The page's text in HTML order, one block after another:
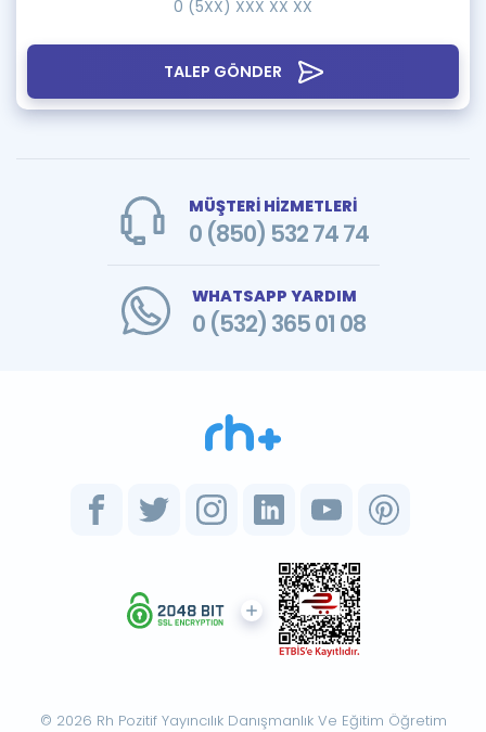
TALEP GÖNDER
MÜŞTERİ HİZMETLERİ
0 (850) 532 74 74
WHATSAPP YARDIM
0 (532) 365 01 08
© 2026 Rh Pozitif Yayıncılık Danışmanlık Ve Eğitim Öğretim